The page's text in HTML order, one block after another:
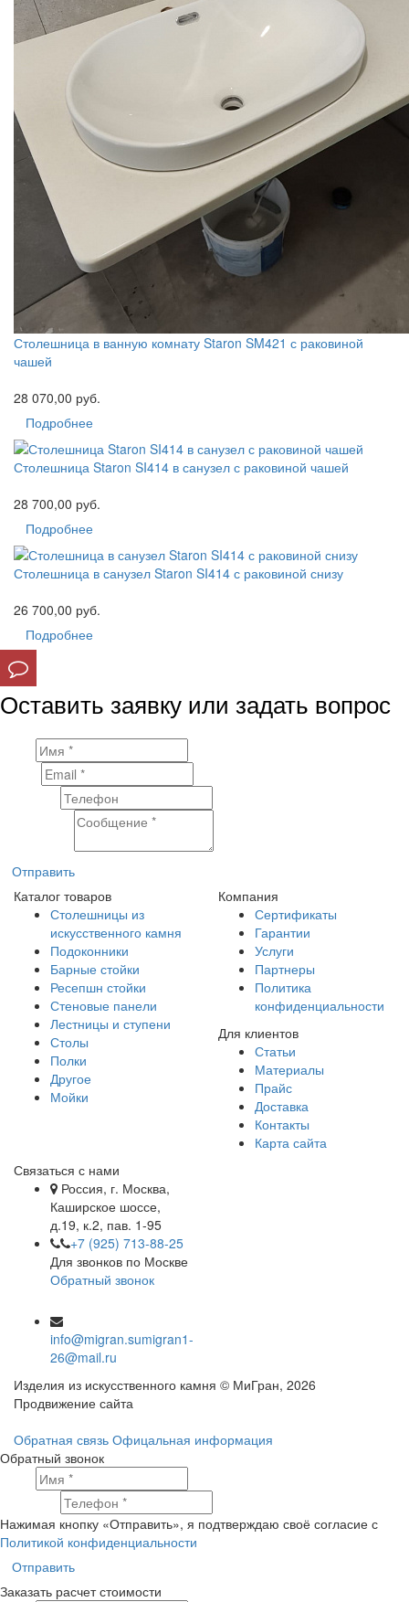
Столешница в ванную комнату Staron SM421 с раковиной
чашей
28 070,00 руб.
Подробнее
Столешница Staron SI414 в санузел с раковиной чашей
28 700,00 руб.
Подробнее
Столешница в санузел Staron SI414 с раковиной снизу
26 700,00 руб.
Подробнее
Оставить заявку или задать вопрос
Отправить
Каталог товаров
Столешницы из
искусственного камня
Подоконники
Барные стойки
Ресепшн стойки
Стеновые панели
Лестницы и ступени
Столы
Полки
Другое
Мойки
Компания
Сертификаты
Гарантии
Услуги
Партнеры
Политика
конфиденциальности
Для клиентов
Статьи
Материалы
Прайс
Доставка
Контакты
Карта сайта
Связаться с нами
Россия, г. Москва,
Каширское шоссе,
д.19, к.2, пав. 1-95
+7 (925) 713-88-25
Для звонков по Москве
Обратный звонок
info@migran.sumigran1-
26@mail.ru
Изделия из искусственного камня © МиГран, 2026
Продвижение сайта
Обратная связь Офицальная информация
Обратный звонок
Нажимая кнопку «Отправить», я подтверждаю своё согласие с
Политикой конфиденциальности
Отправить
Заказать расчет стоимости